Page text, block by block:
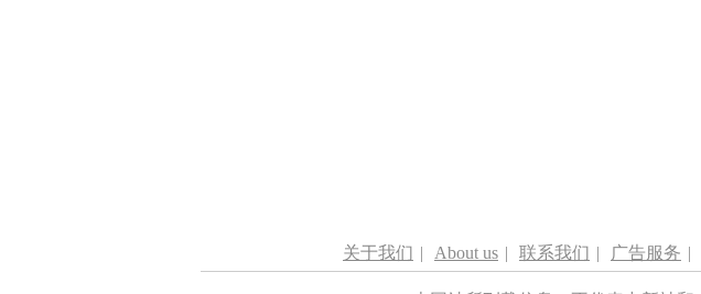
关于我们 | About us | 联系我们 | 广告服务 |